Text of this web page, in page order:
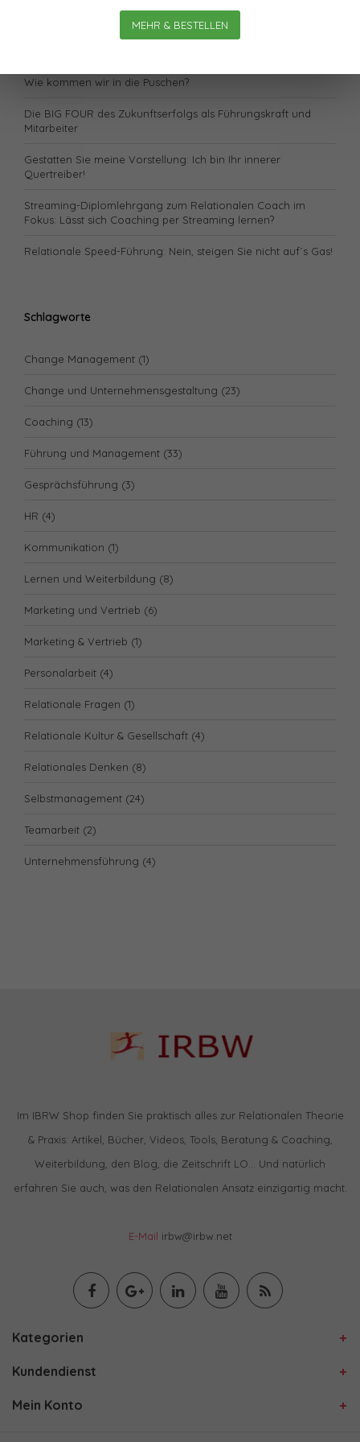
MEHR & BESTELLEN
Lässt sich unsere Gesundheit „retten“?
Wie kommen wir in die Puschen?
Die BIG FOUR des Zukunftserfolgs als Führungskraft und
Mitarbeiter
Gestatten Sie meine Vorstellung: Ich bin Ihr innerer
Quertreiber!
Streaming-Diplomlehrgang zum Relationalen Coach im
Fokus: Lässt sich Coaching per Streaming lernen?
Relationale Speed-Führung: Nein, steigen Sie nicht auf´s Gas!
Schlagworte
Change Management (1)
Change und Unternehmensgestaltung (23)
Coaching (13)
Führung und Management (33)
Gesprächsführung (3)
HR (4)
Kommunikation (1)
Lernen und Weiterbildung (8)
Marketing und Vertrieb (6)
Marketing & Vertrieb (1)
Personalarbeit (4)
Relationale Fragen (1)
Relationale Kultur & Gesellschaft (4)
Relationales Denken (8)
Selbstmanagement (24)
Teamarbeit (2)
Unternehmensführung (4)
Im IBRW Shop finden Sie praktisch alles zur Relationalen Theorie
& Praxis: Artikel, Bücher, Videos, Tools, Beratung & Coaching,
Weiterbildung, den Blog, die Zeitschrift LO… Und natürlich
erfahren Sie auch, was den Relationalen Ansatz einzigartig macht.
E-Mail irbw@irbw.net
Kategorien
Kundendienst
Mein Konto